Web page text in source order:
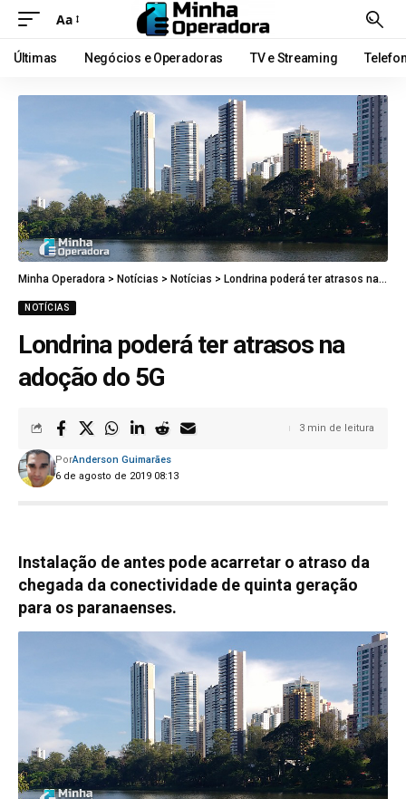
Aa
Últimas Negócios e Operadoras TV e Streaming
Minha Operadora > Notícias > Notícias > Londrina poderá ter atrasos na adoção do 5G
NOTÍCIAS
Londrina poderá ter atrasos na
adoção do 5G
6 de agosto de 2019 08:13
PorAnderson Guimarães
3 min de leitura
Instalação de antes pode acarretar o atraso da
chegada da conectividade de quinta geração
para os paranaenses.